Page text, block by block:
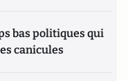
bas politiques qui
canicules